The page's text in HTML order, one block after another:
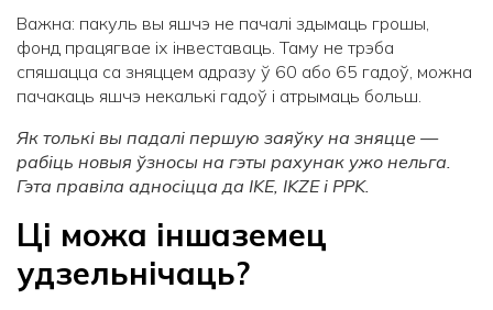
Важна: пакуль вы яшчэ не пачалі здымаць грошы,
фонд працягвае іх інвеставаць. Таму не трэба
спяшацца са зняццем адразу ў 60 або 65 гадоў, можна
пачакаць яшчэ некалькі гадоў і атрымаць больш.
Як толькі вы падалі першую заяўку на зняцце —
рабіць новыя ўзносы на гэты рахунак ужо нельга.
Гэта правіла адносіцца да IKE, IKZEі PPK.
Ці можа іншаземец
удзельнічаць?